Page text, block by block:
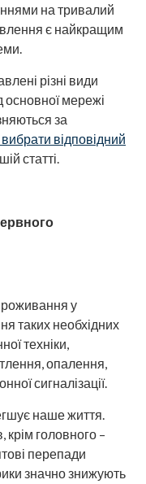
на тривалий
є найкращим
різні види
мережі
за
відповідний
статті.
у
таких необхідних
техніки,
опалення,
сигналізації.
наше життя.
головного –
перепади
значно знижують